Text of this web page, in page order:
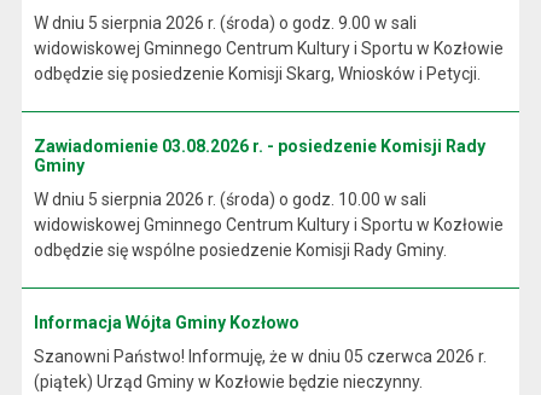
W dniu 5 sierpnia 2026 r. (środa) o godz. 9.00 w sali
widowiskowej Gminnego Centrum Kultury i Sportu w Kozłowie
odbędzie się posiedzenie Komisji Skarg, Wniosków i Petycji.
Zawiadomienie 03.08.2026 r. - posiedzenie Komisji Rady
Gminy
W dniu 5 sierpnia 2026 r. (środa) o godz. 10.00 w sali
widowiskowej Gminnego Centrum Kultury i Sportu w Kozłowie
odbędzie się wspólne posiedzenie Komisji Rady Gminy.
Informacja Wójta Gminy Kozłowo
Szanowni Państwo! Informuję, że w dniu 05 czerwca 2026 r.
(piątek) Urząd Gminy w Kozłowie będzie nieczynny.